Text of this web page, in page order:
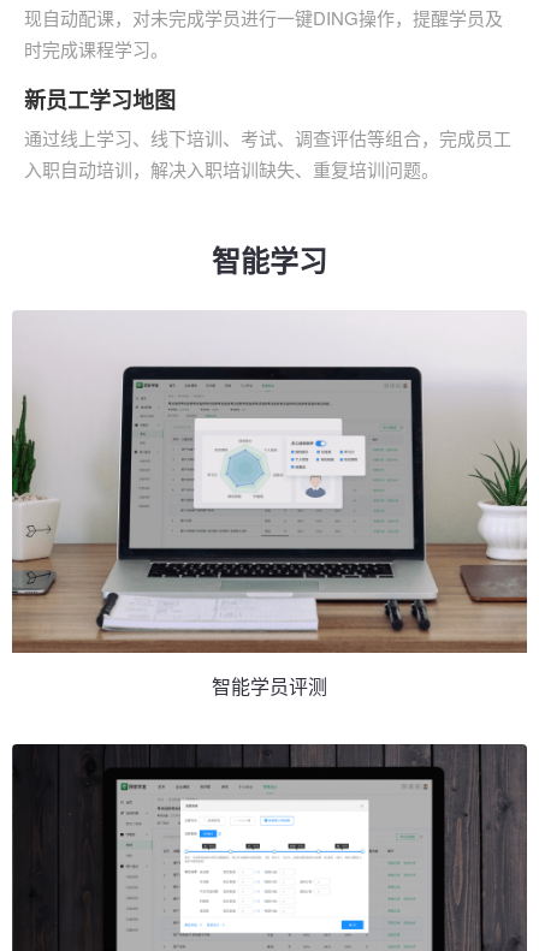
现自动配课，对未完成学员进行一键DING操作，提醒学员及
时完成课程学习。
新员工学习地图
通过线上学习、线下培训、考试、调查评估等组合，完成员工
入职自动培训，解决入职培训缺失、重复培训问题。
智能学习
智能学员评测